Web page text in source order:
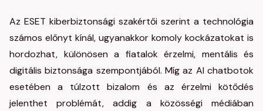
Az ESET kiberbiztonsági szakértői szerint a technológia
számos előnyt kínál, ugyanakkor komoly kockázatokat is
hordozhat, különösen a fiatalok érzelmi, mentális és
digitális biztonsága szempontjából. Míg az AI chatbotok
esetében a túlzott bizalom és az érzelmi kötődés
jelenthet problémát, addig a közösségi médiában